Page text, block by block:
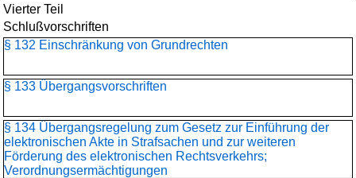
Vierter Teil
Schlußvorschriften
§ 132 Einschränkung von Grundrechten
§ 133 Übergangsvorschriften
§ 134 Übergangsregelung zum Gesetz zur Einführung der
elektronischen Akte in Strafsachen und zur weiteren
Förderung des elektronischen Rechtsverkehrs;
Verordnungsermächtigungen